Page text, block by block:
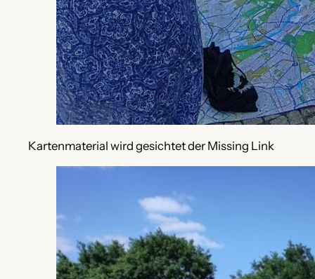
Kartenmaterial wird gesichtet der Missing Link